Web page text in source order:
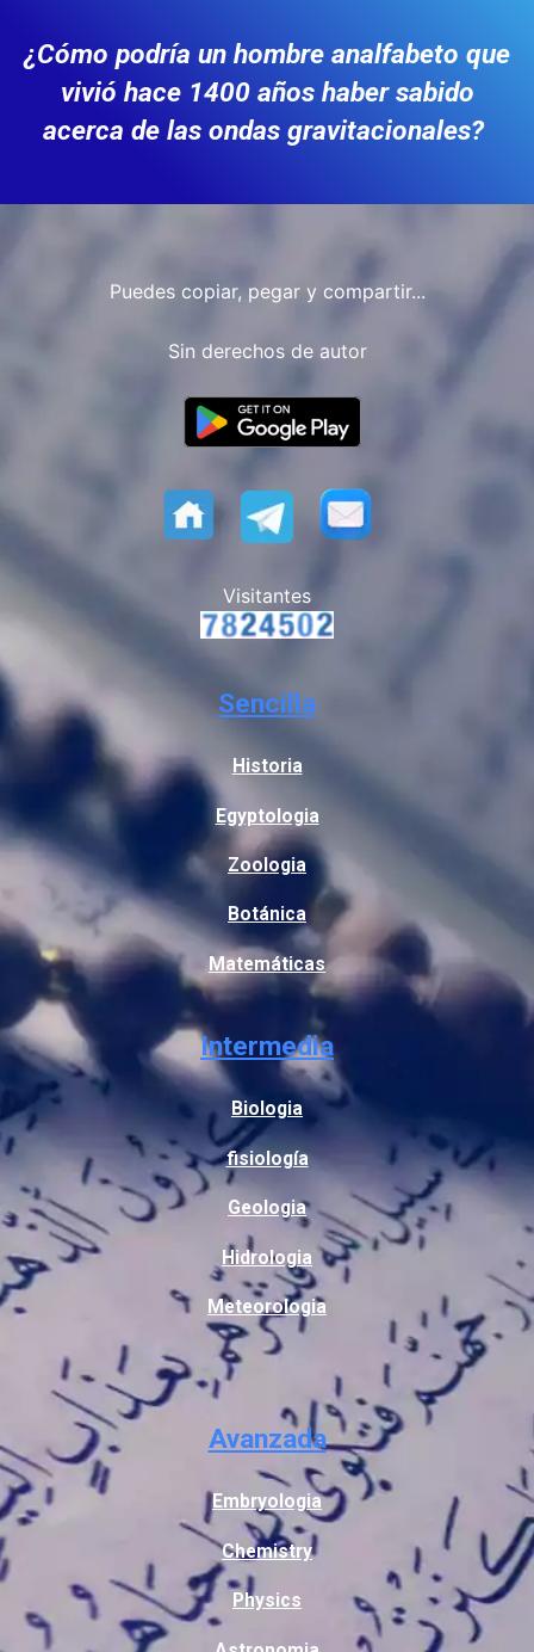
¿Cómo podría un hombre analfabeto que
vivió hace 1400 años haber sabido
acerca de las ondas gravitacionales?
Puedes copiar, pegar y compartir...
Sin derechos de autor
Visitantes
Sencilla
Historia
Egyptologia
Zoologia
Botánica
Matemáticas
Intermedia
Biologia
fisiología
Geologia
Hidrologia
Meteorologia
Avanzada
Embryologia
Chemistry
Physics